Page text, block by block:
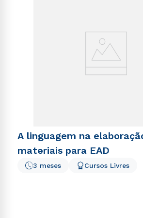
A linguagem na
materiais para EAD
3 meses Cursos Livres